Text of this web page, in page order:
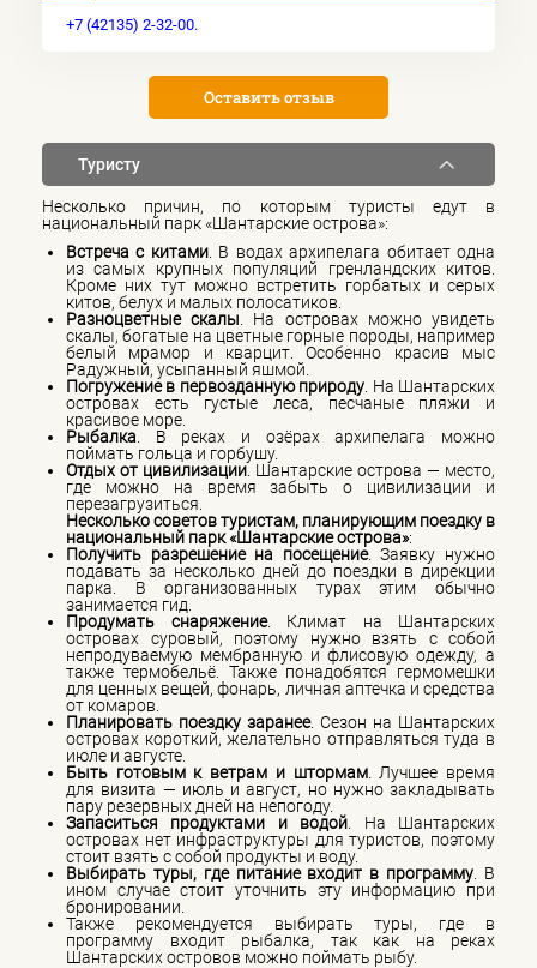
+7 (42135) 2-32-00.
Оставить отзыв
Туристу
Несколько причин, по которым туристы едут в
национальный парк «Шантарские острова»:
Встреча с китами. В водах архипелага обитает одна
из самых крупных популяций гренландских китов.
Кроме них тут можно встретить горбатых и серых
китов, белух и малых полосатиков.
Разноцветные скалы . На островах можно увидеть
скалы, богатые на цветные горные породы, например
белый мрамор и кварцит. Особенно красив мыс
Радужный, усыпанный яшмой.
Погружение в первозданную природу . На Шантарских
островах есть густые леса, песчаные пляжи и
красивое море.
Рыбалка . В реках и озёрах архипелага можно
поймать гольца и горбушу.
Отдых от цивилизации . Шантарские острова — место,
где можно на время забыть о цивилизации и
перезагрузиться.
Несколько советов туристам, планирующим поездку в
национальный парк «Шантарские острова»:
Получить разрешение на посещение. Заявку нужно
подавать за несколько дней до поездки в дирекции
парка. В организованных турах этим обычно
занимается гид.
Продумать снаряжение. Климат на Шантарских
островах суровый, поэтому нужно взять с собой
непродуваемую мембранную и флисовую одежду, а
также термобельё. Также понадобятся гермомешки
для ценных вещей, фонарь, личная аптечка и средства
от комаров.
Планировать поездку заранее. Сезон на Шантарских
островах короткий, желательно отправляться туда в
июле и августе.
Быть готовым к ветрам и штормам. Лучшее время
для визита — июль и август, но нужно закладывать
пару резервных дней на непогоду.
Запаситься продуктами и водой . На Шантарских
островах нет инфраструктуры для туристов, поэтому
стоит взять с собой продукты и воду.
Выбирать туры, где питание входит в программу . В
ином случае стоит уточнить эту информацию при
бронировании.
Также рекомендуется выбирать туры, где в
программу входит рыбалка, так как на реках
Шантарских островов можно поймать рыбу.